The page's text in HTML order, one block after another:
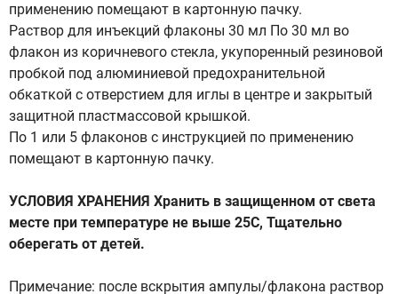
применению помещают в картонную пачку.
Раствор для инъекций флаконы 30 мл По 30 мл во
флакон из коричневого стекла, укупоренный резиновой
пробкой под алюминиевой предохранительной
обкаткой с отверстием для иглы в центре и закрытый
защитной пластмассовой крышкой.
По 1 или 5 флаконов с инструкцией по применению
помещают в картонную пачку.
УСЛОВИЯ ХРАНЕНИЯ Хранить в защищенном от света
месте при температуре не выше 25С, Тщательно
оберегать от детей.
Примечание: после вскрытия ампулы/флакона раствор